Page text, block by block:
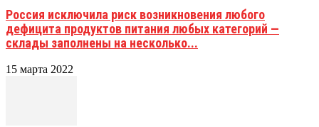
Россия исключила риск возникновения любого
дефицита продуктов питания любых категорий —
склады заполнены на несколько...
15 марта 2022